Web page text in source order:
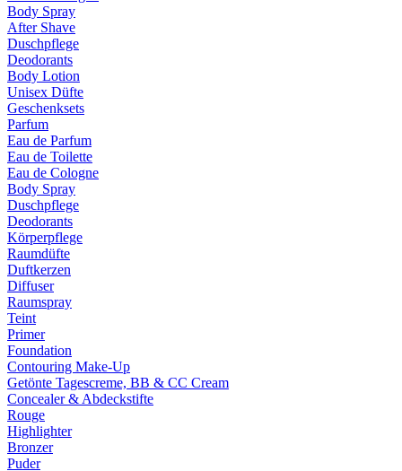
Body Spray
After Shave
Duschpflege
Deodorants
Body Lotion
Unisex Düfte
Geschenksets
Parfum
Eau de Parfum
Eau de Toilette
Eau de Cologne
Body Spray
Duschpflege
Deodorants
Körperpflege
Raumdüfte
Duftkerzen
Diffuser
Raumspray
Teint
Primer
Foundation
Contouring Make-Up
Getönte Tagescreme, BB & CC Cream
Concealer & Abdeckstifte
Rouge
Highlighter
Bronzer
Puder